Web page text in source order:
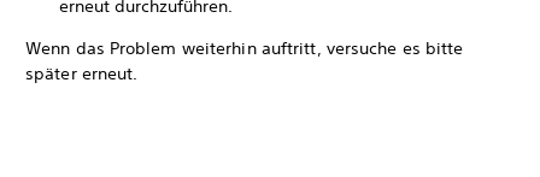
erneut durchzuführen.
Wenn das Problem weiterhin auftritt, versuche es bitte
später erneut.